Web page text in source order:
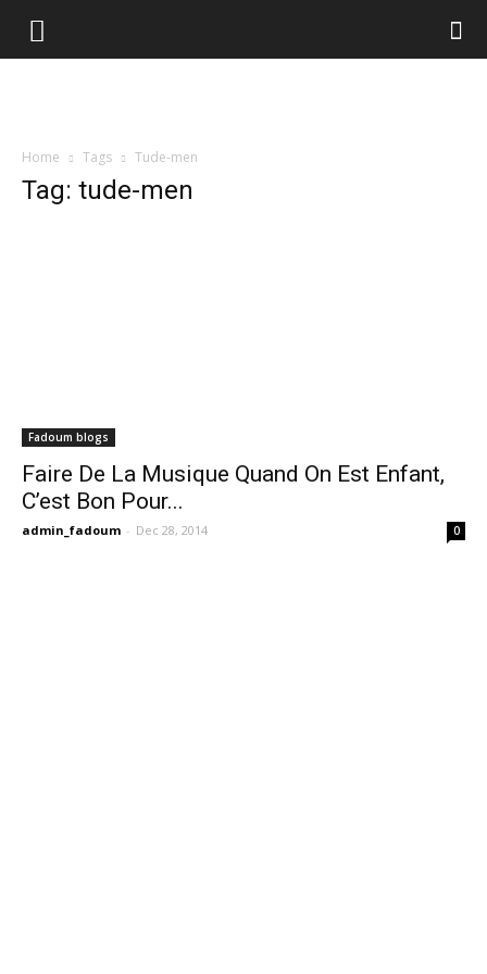
Home Tags Tude-men
Tag: tude-men
Fadoum blogs
Faire De La Musique Quand On Est Enfant,
C’est Bon Pour...
admin_fadoum - Dec 28, 2014 0